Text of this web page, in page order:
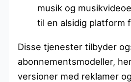
musik og
til en alsidig platform
Disse tjenester tilbyder
abonnementsmodeller,
versioner med reklamer